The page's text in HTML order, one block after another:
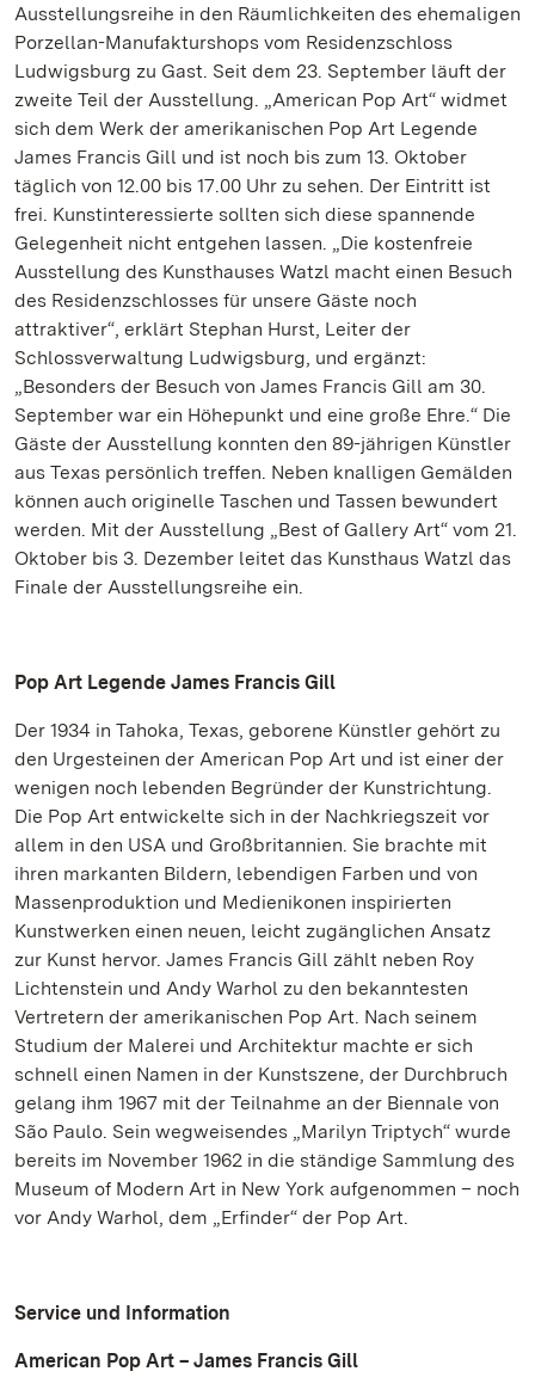
Ausstellungsreihe in den Räumlichkeiten des ehemaligen
Porzellan-Manufakturshops vom Residenzschloss
Ludwigsburg zu Gast. Seit dem 23. September läuft der
zweite Teil der Ausstellung. „American Pop Art“ widmet
sich dem Werk der amerikanischen Pop Art Legende
James Francis Gill und ist noch bis zum 13. Oktober
täglich von 12.00 bis 17.00 Uhr zu sehen. Der Eintritt ist
frei. Kunstinteressierte sollten sich diese spannende
Gelegenheit nicht entgehen lassen. „Die kostenfreie
Ausstellung des Kunsthauses Watzl macht einen Besuch
des Residenzschlosses für unsere Gäste noch
attraktiver“, erklärt Stephan Hurst, Leiter der
Schlossverwaltung Ludwigsburg, und ergänzt:
„Besonders der Besuch von James Francis Gill am 30.
September war ein Höhepunkt und eine große Ehre.“ Die
Gäste der Ausstellung konnten den 89-jährigen Künstler
aus Texas persönlich treffen. Neben knalligen Gemälden
können auch originelle Taschen und Tassen bewundert
werden. Mit der Ausstellung „Best of Gallery Art“ vom 21.
Oktober bis 3. Dezember leitet das Kunsthaus Watzl das
Finale der Ausstellungsreihe ein.
Pop Art Legende James Francis Gill
Der 1934 in Tahoka, Texas, geborene Künstler gehört zu
den Urgesteinen der American Pop Art und ist einer der
wenigen noch lebenden Begründer der Kunstrichtung.
Die Pop Art entwickelte sich in der Nachkriegszeit vor
allem in den USA und Großbritannien. Sie brachte mit
ihren markanten Bildern, lebendigen Farben und von
Massenproduktion und Medienikonen inspirierten
Kunstwerken einen neuen, leicht zugänglichen Ansatz
zur Kunst hervor. James Francis Gill zählt neben Roy
Lichtenstein und Andy Warhol zu den bekanntesten
Vertretern der amerikanischen Pop Art. Nach seinem
Studium der Malerei und Architektur machte er sich
schnell einen Namen in der Kunstszene, der Durchbruch
gelang ihm 1967 mit der Teilnahme an der Biennale von
São Paulo. Sein wegweisendes „Marilyn Triptych“ wurde
bereits im November 1962 in die ständige Sammlung des
Museum of Modern Art in New York aufgenommen – noch
vor Andy Warhol, dem „Erfinder“ der Pop Art.
Service und Information
American Pop Art – James Francis Gill